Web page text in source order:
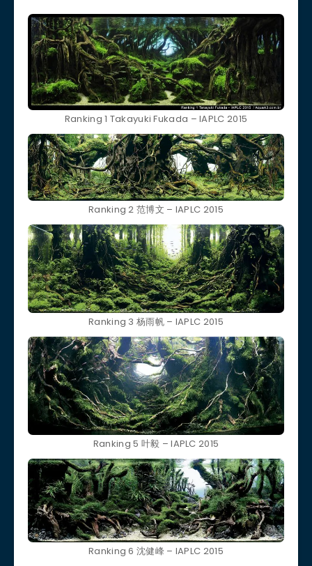
Ranking 1 Takayuki Fukada – IAPLC 2015
Ranking 2 范博文 – IAPLC 2015
Ranking 3 杨雨帆 – IAPLC 2015
Ranking 5 叶毅 – IAPLC 2015
Ranking 6 沈健峰 – IAPLC 2015